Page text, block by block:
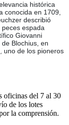
histórica
conocida en 1709,
describió
espada
Giovanni
Blochius, en
uno de los pioneros
oficinas del 7 al 30
de los lotes
la comprensión.